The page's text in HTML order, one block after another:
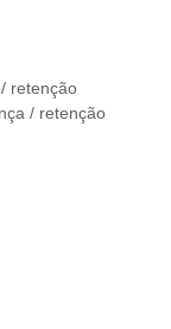
retenção
/ retenção